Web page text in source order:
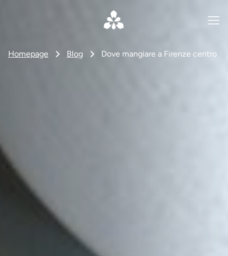
Homepage Blog Dove mangiare a Firenze centro